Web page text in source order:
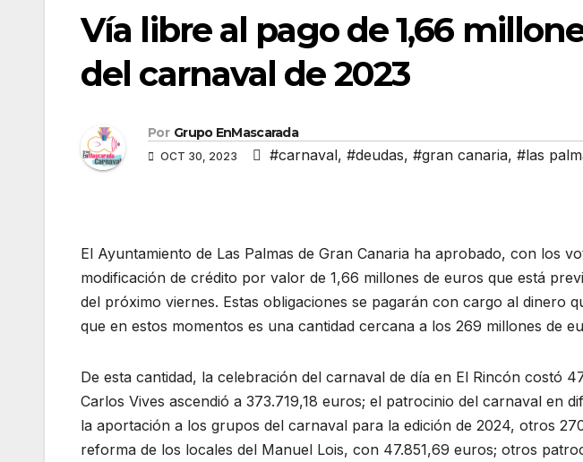
Vía libre al pago de 1,66
del carnaval de 2023
Por Grupo EnMascarada
OCT 30, 2023 #carnaval, #deudas, #gran canaria, #las
El Ayuntamiento de Las Palmas de Gran Canaria ha aprobado, con los
modificación de crédito por valor de 1,66 millones de euros que está
del próximo viernes. Estas obligaciones se pagarán con cargo al dinero
que en estos momentos es una cantidad cercana a los 269 millones de
De esta cantidad, la celebración del carnaval de día en El Rincón costó
Carlos Vives ascendió a 373.719,18 euros; el patrocinio del carnaval en
la aportación a los grupos del carnaval para la edición de 2024, otros
reforma de los locales del Manuel Lois, con 47.851,69 euros; otros